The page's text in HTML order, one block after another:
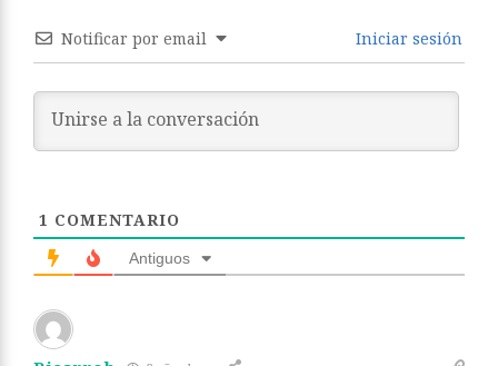
Notificar por email Iniciar sesión
1 COMENTARIO
Antiguos